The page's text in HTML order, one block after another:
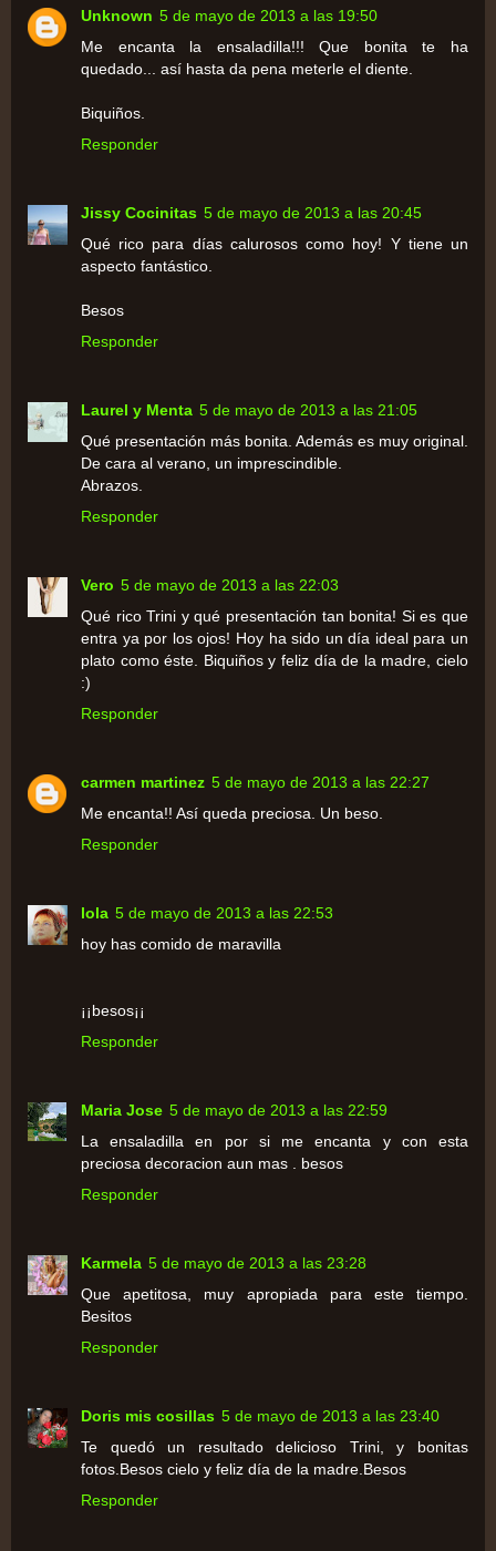
Unknown 5 de mayo de 2013 a las 19:50
Me encanta la ensaladilla!!! Que bonita te ha
quedado... así hasta da pena meterle el diente.
Biquiños.
Responder
Jissy Cocinitas 5 de mayo de 2013 a las 20:45
Qué rico para días calurosos como hoy! Y tiene un
aspecto fantástico.
Besos
Responder
Laurel y Menta 5 de mayo de 2013 a las 21:05
Qué presentación más bonita. Además es muy original.
De cara al verano, un imprescindible.
Abrazos.
Responder
Vero 5 de mayo de 2013 a las 22:03
Qué rico Trini y qué presentación tan bonita! Si es que
entra ya por los ojos! Hoy ha sido un día ideal para un
plato como éste. Biquiños y feliz día de la madre, cielo
:)
Responder
carmen martinez 5 de mayo de 2013 a las 22:27
Me encanta!! Así queda preciosa. Un beso.
Responder
lola 5 de mayo de 2013 a las 22:53
hoy has comido de maravilla
¡¡besos¡¡
Responder
Maria Jose 5 de mayo de 2013 a las 22:59
La ensaladilla en por si me encanta y con esta
preciosa decoracion aun mas . besos
Responder
Karmela 5 de mayo de 2013 a las 23:28
Que apetitosa, muy apropiada para este tiempo.
Besitos
Responder
Doris mis cosillas 5 de mayo de 2013 a las 23:40
Te quedó un resultado delicioso Trini, y bonitas
fotos.Besos cielo y feliz día de la madre.Besos
Responder